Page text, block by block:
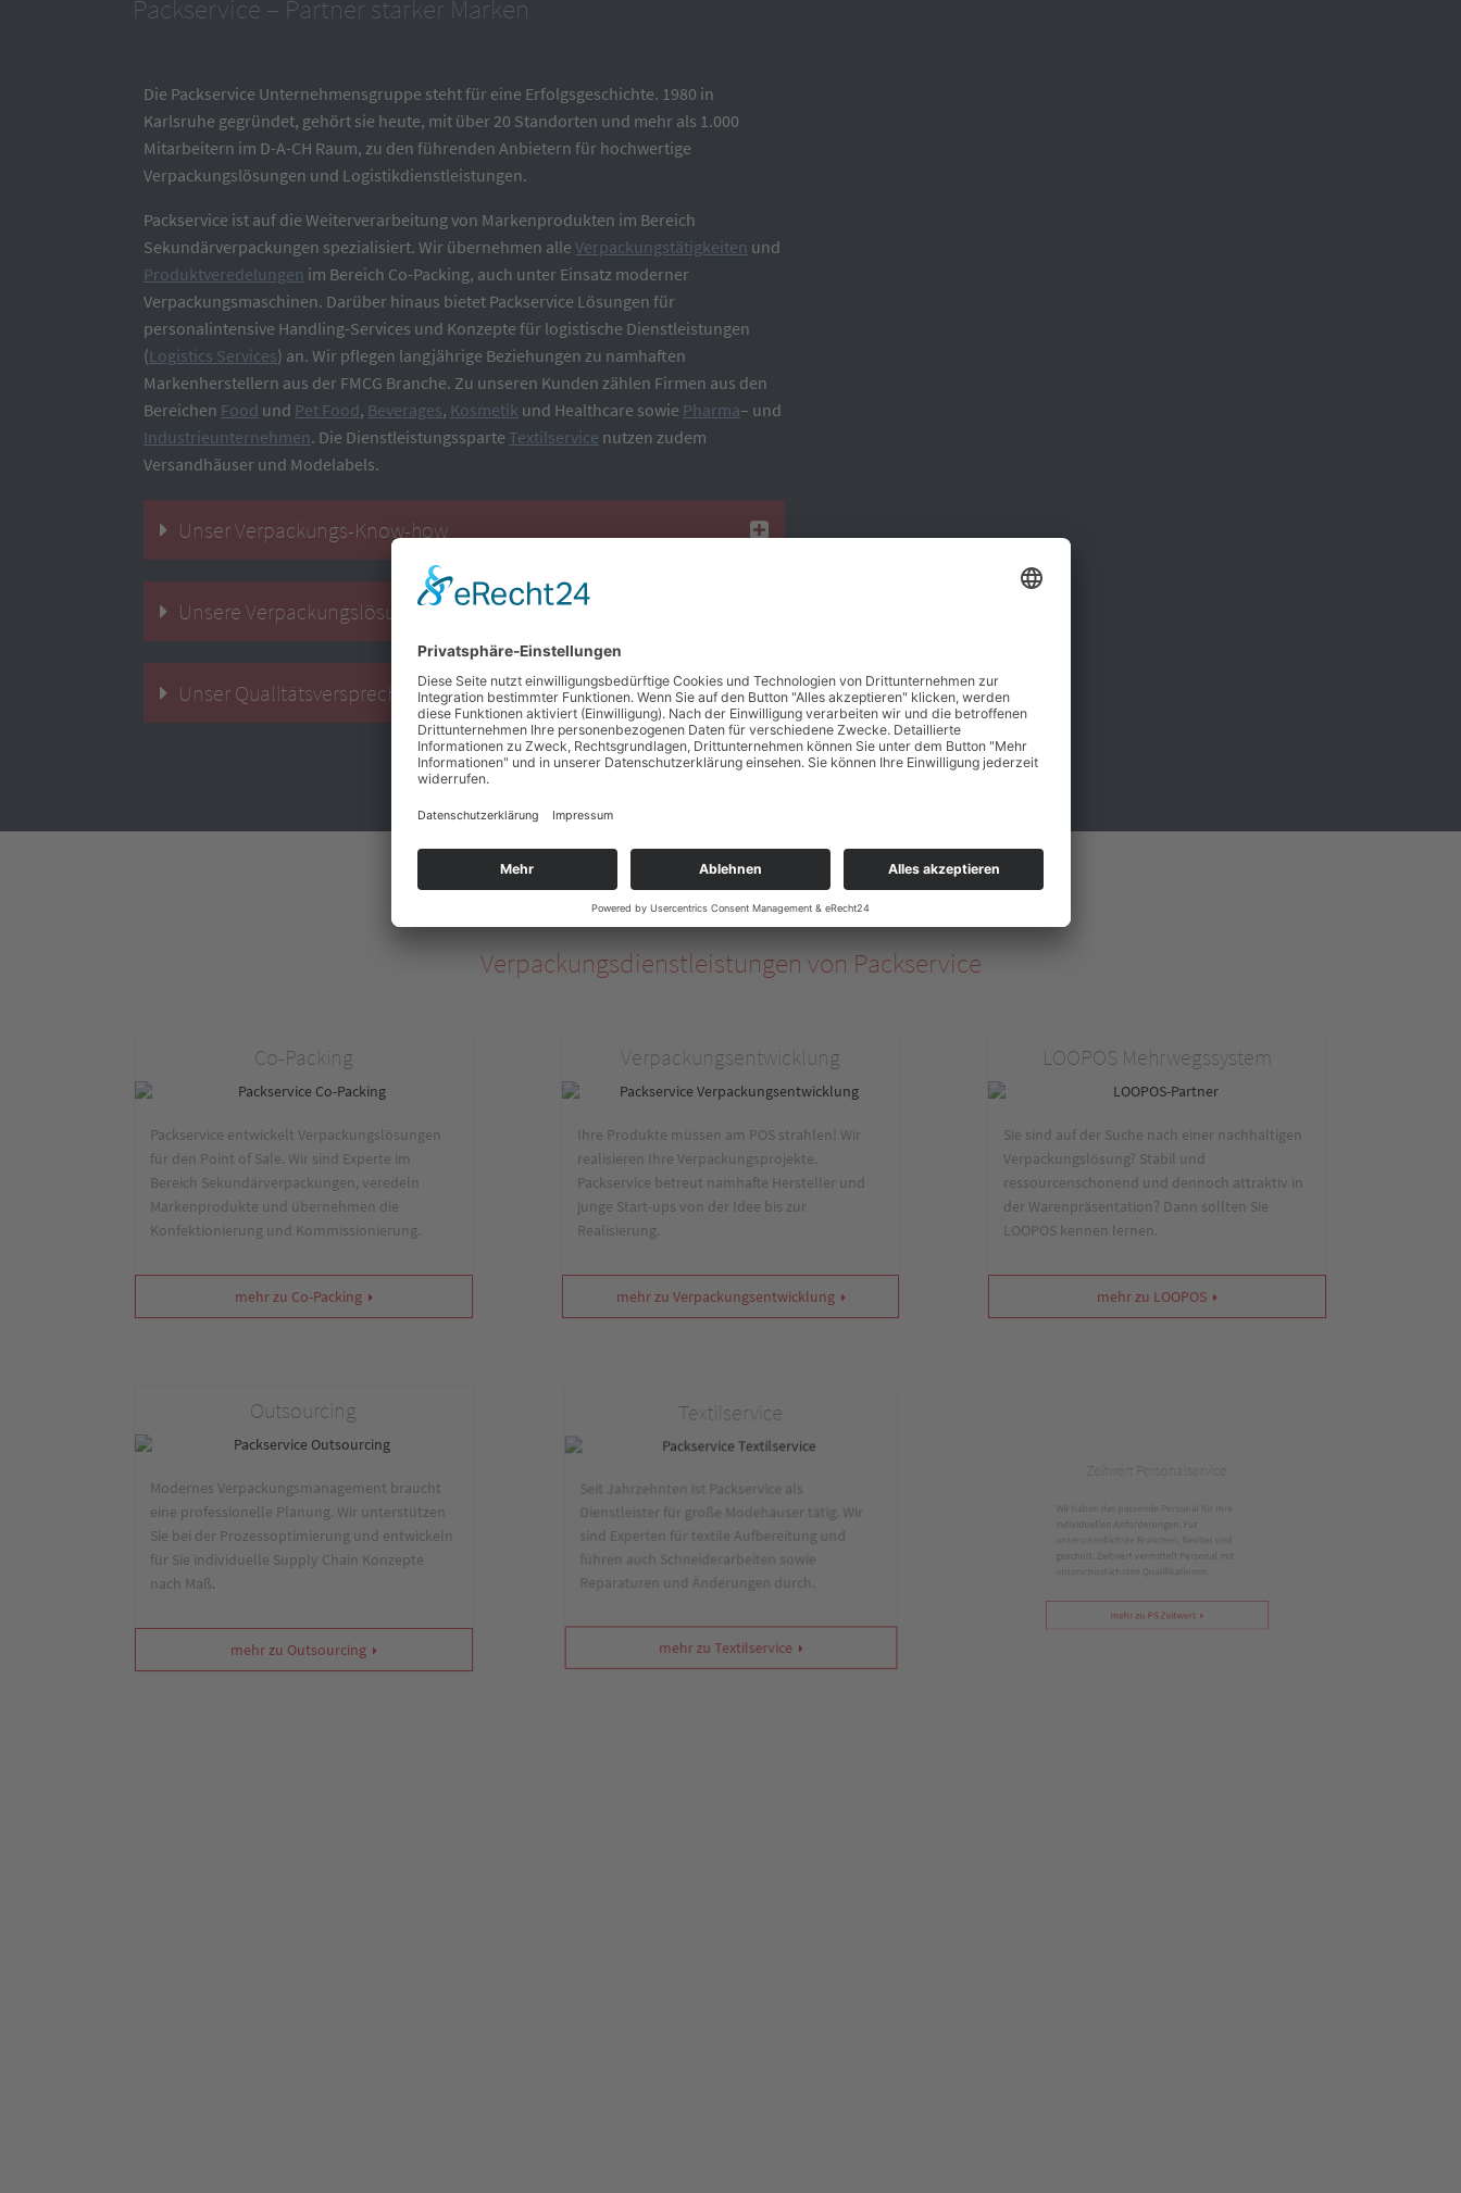
Packservice – Partner starker Marken
Die Packservice Unternehmensgruppe steht für eine Erfolgsgeschichte. 1980 in
Karlsruhe gegründet, gehört sie heute, mit über 20 Standorten und mehr als 1.000
Mitarbeitern im D-A-CH Raum, zu den führenden Anbietern für hochwertige
Verpackungslösungen und Logistikdienstleistungen.
Packservice ist auf die Weiterverarbeitung von Markenprodukten im Bereich
Sekundärverpackungen spezialisiert. Wir übernehmen alle Verpackungstätigkeiten und
Produktveredelungen im Bereich Co-Packing, auch unter Einsatz moderner
Verpackungsmaschinen. Darüber hinaus bietet Packservice Lösungen für
personalintensive Handling-Services und Konzepte für logistische Dienst­leistungen
(Logistics Services) an. Wir pflegen langjährige Beziehungen zu namhaften
Markenherstellern aus der FMCG Branche. Zu unseren Kunden zählen Firmen aus den
Bereichen Food und Pet Food, Beverages, Kosmetik und Healthcare sowie Pharma– und
Industrieunternehmen. Die Dienstleistungssparte Textilservice nutzen zudem
Versandhäuser und Modelabels.
Unser Verpackungs-Know-how
Unsere Verpackungslösungen
Unser Qualitätsversprechen
Verpackungsdienstleistungen von Packservice
Co-Packing
Packservice entwickelt Verpackungslösungen
für den Point of Sale. Wir sind Experte im
Bereich Sekundärverpackungen, veredeln
Markenprodukte und übernehmen die
Konfektionierung und Kommissionierung.
mehr zu Co-Packing
Verpackungsentwicklung
Ihre Produkte müssen am POS strahlen! Wir
realisieren Ihre Verpackungsprojekte.
Packservice betreut namhafte Hersteller und
junge Start-ups von der Idee bis zur
Realisierung.
mehr zu Verpackungsentwicklung
LOOPOS Mehrwegssystem
Sie sind auf der Suche nach einer nachhaltigen
Verpackungslösung? Stabil und
ressourcenschonend und dennoch attraktiv in
der Warenpräsentation? Dann sollten Sie
LOOPOS kennen lernen.
mehr zu LOOPOS
Outsourcing
Modernes Verpackungsmanagement braucht
eine professionelle Planung. Wir unterstützen
Sie bei der Prozessoptimierung und entwickeln
für Sie individuelle Supply Chain Konzepte
nach Maß.
mehr zu Outsourcing
Textilservice
Seit Jahrzehnten ist Packservice als
Dienstleister für große Modehäuser tätig. Wir
sind Experten für textile Aufbereitung und
führen auch Schneiderarbeiten sowie
Reparaturen und Änderungen durch.
mehr zu Textilservice
individuellen Anforderungen. Für
unterschiedlichste Branchen, flexibel und
geschult. Zeitwert vermittelt Personal mit